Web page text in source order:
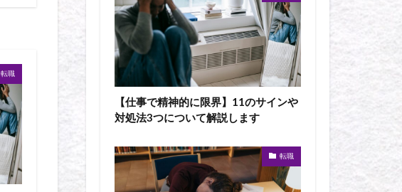
転職
【仕事で精神的に限界】11のサインや
対処法3つについて解説します
転職